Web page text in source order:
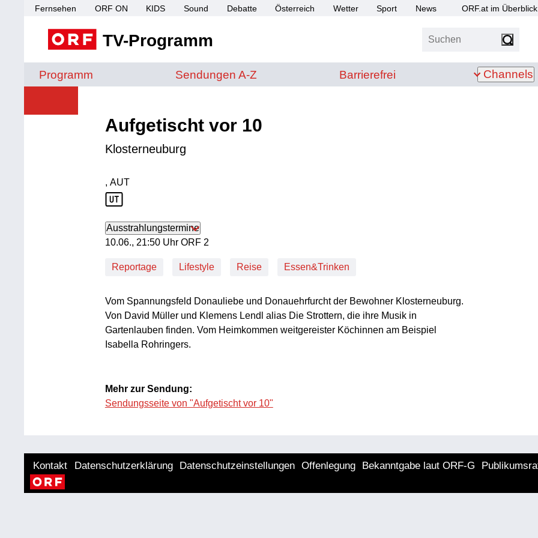
Fernsehen ORF ON KIDS Sound Debatte Österreich Wetter Sport News ORF.at im Überblick
TV-Programm Suchen
Programm Sendungen von A bis Z
Sendungen A-Z Barrierefrei
Barrierefrei Channels
Aufgetischt vor 10
Klosterneuburg
Produktionsland: AUT
, AUT
Ausstrahlungstermine
10. Juni, 21:50 Uhr in ORF 2
10.06., 21:50 Uhr ORF 2
Reportage Lifestyle Reise Essen&Trinken
Vom Spannungsfeld Donauliebe und Donauehrfurcht der Bewohner Klosterneuburg.
Von David Müller und Klemens Lendl alias Die Strottern, die ihre Musik in
Gartenlauben finden. Vom Heimkommen weitgereister Köchinnen am Beispiel
Isabella Rohringers.
Mehr zur Sendung:
Sendungsseite von "Aufgetischt vor 10"
Kontakt Datenschutzerklärung Datenschutzeinstellungen Offenlegung Bekanntgabe laut ORF-G